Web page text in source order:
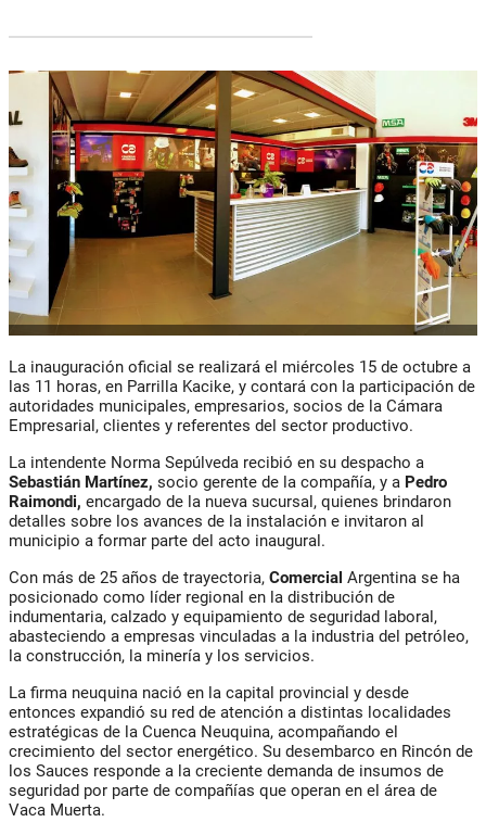
La inauguración oficial se realizará el miércoles 15 de octubre a
las 11 horas, en Parrilla Kacike, y contará con la participación de
autoridades municipales, empresarios, socios de la Cámara
Empresarial, clientes y referentes del sector productivo.
La intendente Norma Sepúlveda recibió en su despacho a
Sebastián Martínez, socio gerente de la compañía, y a Pedro
Raimondi, encargado de la nueva sucursal, quienes brindaron
detalles sobre los avances de la instalación e invitaron al
municipio a formar parte del acto inaugural.
Con más de 25 años de trayectoria, Comercial Argentina se ha
posicionado como líder regional en la distribución de
indumentaria, calzado y equipamiento de seguridad laboral,
abasteciendo a empresas vinculadas a la industria del petróleo,
la construcción, la minería y los servicios.
La firma neuquina nació en la capital provincial y desde
entonces expandió su red de atención a distintas localidades
estratégicas de la Cuenca Neuquina, acompañando el
crecimiento del sector energético. Su desembarco en Rincón de
los Sauces responde a la creciente demanda de insumos de
seguridad por parte de compañías que operan en el área de
Vaca Muerta.